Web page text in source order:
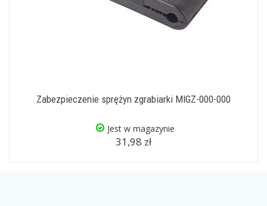
Zabezpieczenie sprężyn zgrabiarki MIGZ-000-000
Jest w magazynie
31,98 zł